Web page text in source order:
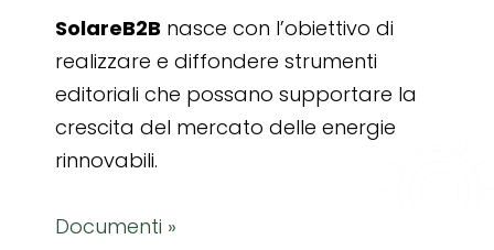
SolareB2B nasce con l’obiettivo di
realizzare e diffondere strumenti
editoriali che possano supportare la
crescita del mercato delle energie
rinnovabili.
Documenti »